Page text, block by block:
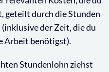
geteilt durch die Stunden
der Zeit, die du
Arbeit benötigst).
Stundenlohn ziehst